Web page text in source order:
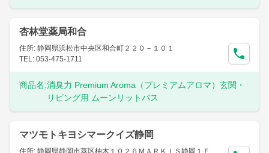
杏林堂薬局和合
住所: 静岡県浜松市中央区和合町２２０－１０１
TEL: 053-475-1711
商品名:消臭力 Premium Aroma（プレミアムアロマ）玄関・
リビング用 ムーンリットバス
マツモトキヨシマークイズ静岡
住所: 静岡県静岡市葵区柚木１０２６ＭＡＲＫＩＳ静岡１Ｆ